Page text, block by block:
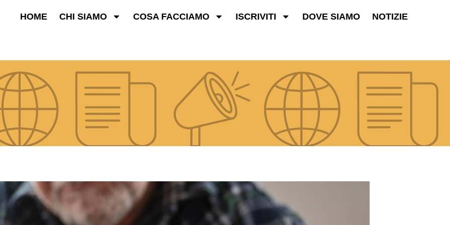
HOME CHI SIAMO COSA FACCIAMO ISCRIVITI DOVE SIAMO NOTIZIE